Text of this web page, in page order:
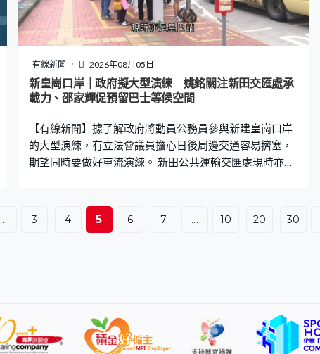
高細胞因子。我相信這些情況有發生在感染的兒童身
上。」新一批流感疫苗最快9月抵港，關日華稱現有批次疫
苗仍然有效預防流感，呼籲未接種的市民盡快接種。 另外
當局亦擴展醫生疫苗採購先導計劃，採購量將由10萬劑增
至30萬劑，有家庭醫生稱相信能夠增加接種率。家庭醫生
林永和：「對醫生來說都是多一針得一針，每年都盡力解
用。現階段很多藥廠提供疫苗都充足，如果
有線新聞 2026年08月05日
新皇崗口岸｜政府擬大型演練 姚銘關注新田交匯處承
載力、邵家輝促預留巴士等候空間
【有線新聞】據了解政府將動員公務員參與新建皇崗口岸
的大型演練，有立法會議員擔心日後周邊交通容易擠塞，
期望同時要做好車流演練。 新田公共運輸交匯處現時亦是
要做好車流演練，制定應急預案。新界北（民建聯）姚
銘：「很大程度上，未來都要在新田公共交通交匯處轉乘
巴士日後可直接駛入口岸，議員邵家輝就關注巴士上落客
需時，有可能堵塞後面車流，要預留足夠位置讓巴士等候
流轉。立法會保安事務委員會主席邵家輝：「局長有表
... 3 4 5 6 7 ... 10 20 30